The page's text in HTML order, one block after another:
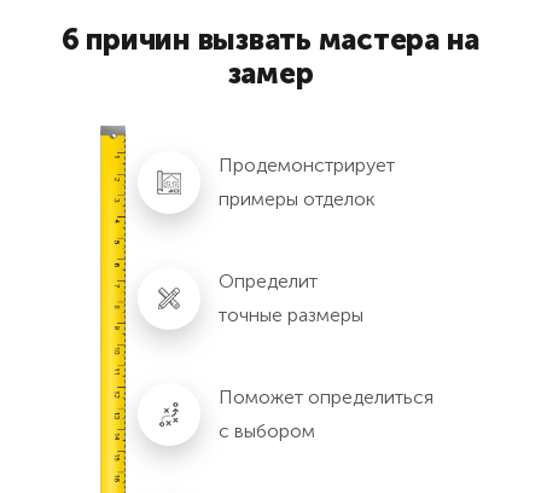
6 причин вызвать мастера на
замер
Продемонстрирует
примеры отделок
Определит
точные размеры
Поможет определиться
с выбором